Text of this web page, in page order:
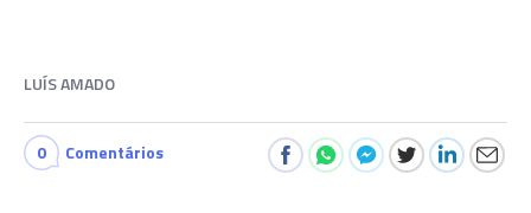
LUÍS AMADO
0 Comentários